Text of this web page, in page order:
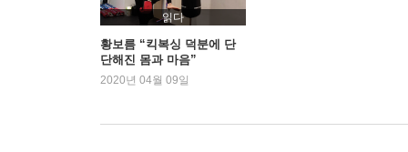
20. 문장 수집의 기쁨
21. 독서모임
22. 답을 찾기 위한 책 읽기
23. 전자책 읽기
읽다
황보름 “킥복싱 덕분에 단
단해진 몸과 마음”
2020년 04월 09일